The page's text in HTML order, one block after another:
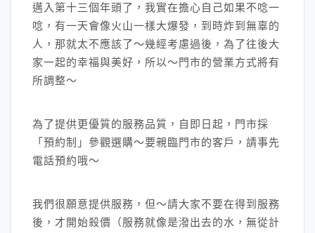
邁入第十三個年頭了，我實在擔心自己如果不唸一
唸，有一天會像火山一樣大爆發，到時炸到無辜的
人，那就太不應該了～幾經考慮過後，為了往後大
家一起的幸福與美好，所以～門市的營業方式將有
所調整～
為了提供更優質的服務品質，自即日起，門市採
「預約制」參觀選購～要親臨門市的客戶，請事先
電話預約哦～
我們很願意提供服務，但～請大家不要在得到服務
後，才開始殺價（服務就像是潑出去的水，無從計